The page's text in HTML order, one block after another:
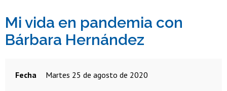
Funcionarias/os
Egresadas/os
Mi vida en pandemia con
Bárbara Hernández
Fecha
martes 25 de agosto de 2020